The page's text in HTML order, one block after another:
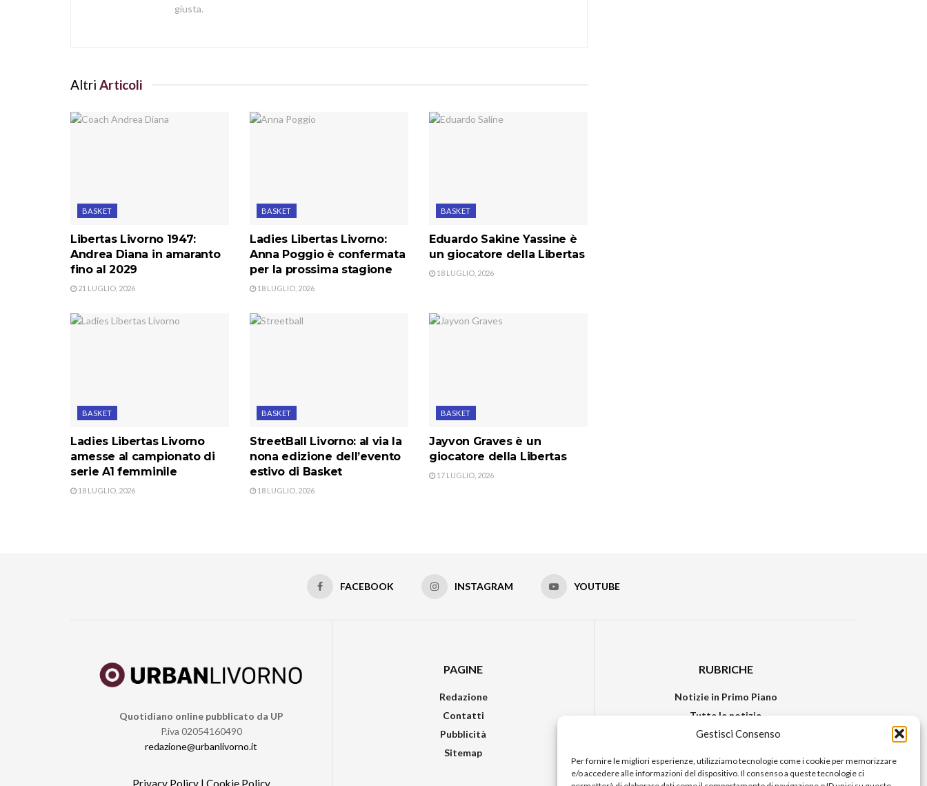
Gestisci Consenso
Per fornire le migliori esperienze, utilizziamo tecnologie come i cookie per memorizzare
e/o accedere alle informazioni del dispositivo. Il consenso a queste tecnologie ci
giusta.
Altri Articoli
BASKET
Libertas Livorno 1947:
Andrea Diana in amaranto
fino al 2029
21 LUGLIO, 2026
BASKET
Ladies Libertas Livorno:
Anna Poggio è confermata
per la prossima stagione
18 LUGLIO, 2026
BASKET
Eduardo Sakine Yassine è
un giocatore della Libertas
18 LUGLIO, 2026
BASKET
Ladies Libertas Livorno
amesse al campionato di
serie A1 femminile
18 LUGLIO, 2026
BASKET
StreetBall Livorno: al via la
nona edizione dell’evento
estivo di Basket
18 LUGLIO, 2026
BASKET
Jayvon Graves è un
giocatore della Libertas
17 LUGLIO, 2026
FACEBOOK INSTAGRAM YOUTUBE
Quotidiano online pubblicato da UP
P.iva 02054160490
redazione@urbanlivorno.it
Privacy Policy| Cookie Policy
PAGINE
Redazione
Contatti
Pubblicità
Sitemap
RUBRICHE
Notizie in Primo Piano
Tutte le notizie
Urban Video